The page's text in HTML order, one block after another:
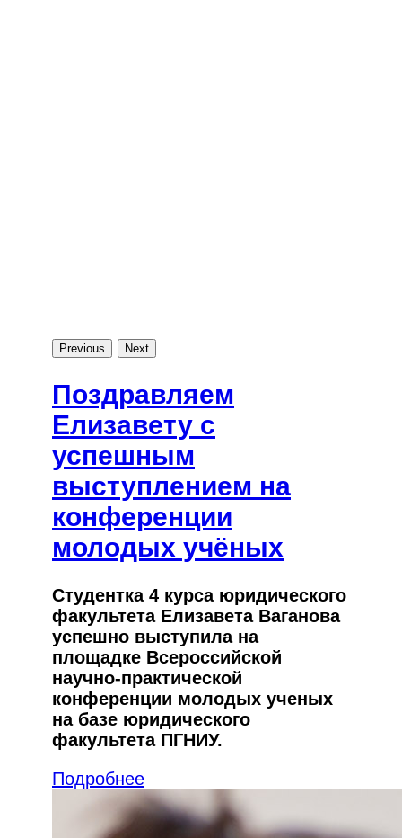
Previous Next
Поздравляем
Елизавету с
успешным
выступлением на
конференции
молодых учёных
Студентка 4 курса юридического
факультета Елизавета Ваганова
успешно выступила на
площадке Всероссийской
научно-практической
конференции молодых ученых
на базе юридического
факультета ПГНИУ.
Подробнее